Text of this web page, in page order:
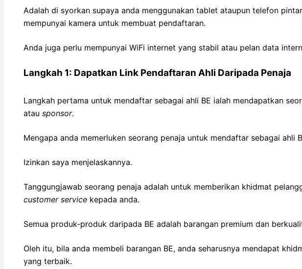
Adalah di syorkan supaya anda menggunakan tablet ataupun telefon
mempunyai kamera untuk membuat pendaftaran.
Anda juga perlu mempunyai WiFi internet yang stabil atau pelan data
Langkah 1: Dapatkan Link Pendaftaran Ahli Daripada Penaja
Langkah pertama untuk mendaftar sebagai ahli BE ialah mendapatkan
atau sponsor.
Mengapa anda memerluken seorang penaja untuk mendaftar sebagai ahli
Izinkan saya menjelaskannya.
Tanggungjawab seorang penaja adalah untuk memberikan khidmat
customer service kepada anda.
Semua produk-produk daripada BE adalah barangan premium dan
Oleh itu, bila anda membeli barangan BE, anda seharusnya mendapat
yang terbaik.